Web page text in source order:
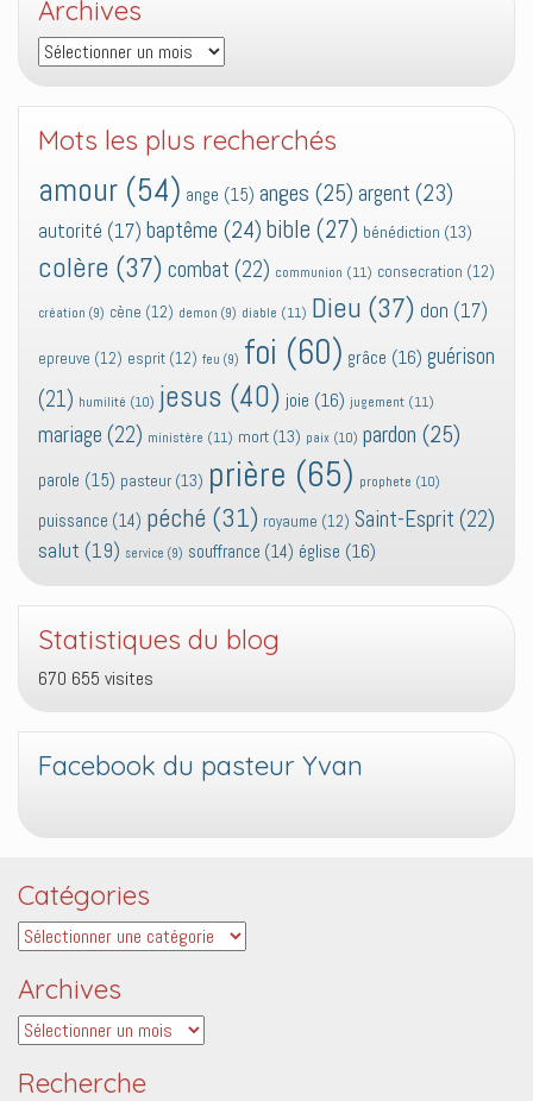
Archives
Archives
Mots les plus recherchés
amour (54) ange (15) anges (25) argent (23)
autorité (17) baptême (24) bible (27) bénédiction (13)
colère (37) combat (22) communion (11) consecration (12)
création (9) cène (12) demon (9) diable (11) Dieu (37) don (17)
epreuve (12) esprit (12) feu (9) foi (60) grâce (16) guérison
(21) humilité (10) jesus (40) joie (16) jugement (11)
mariage (22) ministère (11) mort (13) paix (10) pardon (25)
parole (15) pasteur (13) prière (65) prophete (10)
puissance (14) péché (31) royaume (12) Saint-Esprit (22)
salut (19) service (9) souffrance (14) église (16)
Statistiques du blog
670 655 visites
Facebook du pasteur Yvan
Catégories
Catégories
Archives
Archives
Recherche